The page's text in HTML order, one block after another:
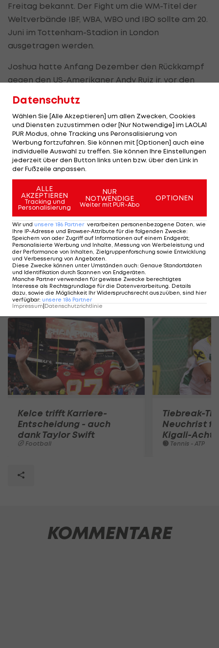
Freitag bekannt. Der Fight um die WM-Titel der
Weltverbände IBF, WBA, WBO und IBO sollte am 20.
Juni im Tottenham-Stadion in London
ausgetragen werden.
Joshua hatte Anfang Dezember den Rückkampf
gegen den US-Amerikaner Andy Ruiz jr. vor den
und sich die Weltmeister-Gürtel von WBA, WBO und
IBF zurückgeholt. Sein Promoter Eddie Hearn
hatte danach zugegeben, das umstrittene
Gastgeber-Land vor allem wegen der hohen Gage
gewählt zu haben. Joshua alleine soll
umgerechnet mehr als 65 Mio. Euro kassiert
die Krise
Fußball - ADMIRAL 2. Liga
2.Runde
Fußball -
Mehr zum Thema
Kelce trifft Karriere-
Entscheidung - auch
dank Taylor Swift
Football
Tiebreak-
Neuchrist
Kigali-
Tennis - ATP
KOMMENTARE
Datenschutz
Wählen Sie [Alle Akzeptieren] um allen Zwecken, Cookies
und Diensten zuzustimmen oder [Nur Notwendige] im LAOLA1
PUR Modus, ohne Tracking uns Peronsalisierung von
Werbung fortzufahren. Sie können mit [Optionen] auch eine
individuelle Auswahl zu treffen. Sie können Ihre Einstellungen
jederzeit über den Button links unten bzw. über den Link in
der Fußzeile anpassen.
ALLE
AKZEPTIEREN
Tracking und
Personalisierung
NUR
NOTWENDIGE
Weiter mit PUR-Abo
OPTIONEN
Wir und unsere 186 Partner verarbeiten personenbezogene Daten, wie
Ihre IP-Adresse und Browser-Attribute für die folgenden Zwecke:
Speichern von oder Zugriff auf Informationen auf einem Endgerät;
Personalisierte Werbung und Inhalte, Messung von Werbeleistung und
der Performance von Inhalten, Zielgruppenforschung sowie Entwicklung
und Verbesserung von Angeboten
Diese Zwecke können unter Umständen auch: Genaue Standortdaten
und Identifikation durch Scannen von Endgeräten
Manche Partner verwenden für gewisse Zwecke berechtigtes
Interesse als Rechtsgrundlage für die Datenverarbeitung. Details
dazu, sowie die Möglichkeit Ihr Widerspruchsrecht auszuüben, sind hier
verfügbar: unsere 186 Partner
Impressum|Datenschutzrichtlinie